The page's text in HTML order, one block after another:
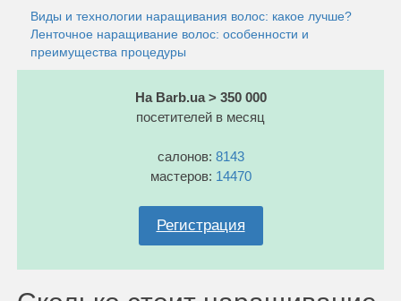
Виды и технологии наращивания волос: какое лучше?
Ленточное наращивание волос: особенности и
преимущества процедуры
На Barb.ua > 350 000
посетителей в месяц
салонов: 8143
мастеров: 14470
Регистрация